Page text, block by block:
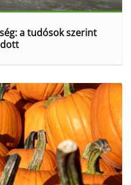
a tudósok szerint